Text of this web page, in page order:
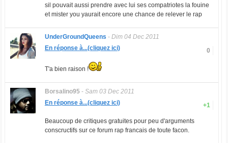
sil pouvait aussi prendre avec lui ses compatriotes la fouine
et mister you yaurait encore une chance de relever le rap
UnderGroundQueens - Dim 04 Dec 2011
0
En réponse à...(cliquez ici)
T'a bien raison !
Borsalino95- Sam 03 Dec 2011
+1
En réponse à...(cliquez ici)
Beaucoup de critiques gratuites pour peu d'arguments
conscructifs sur ce forum rap francais de toute facon.